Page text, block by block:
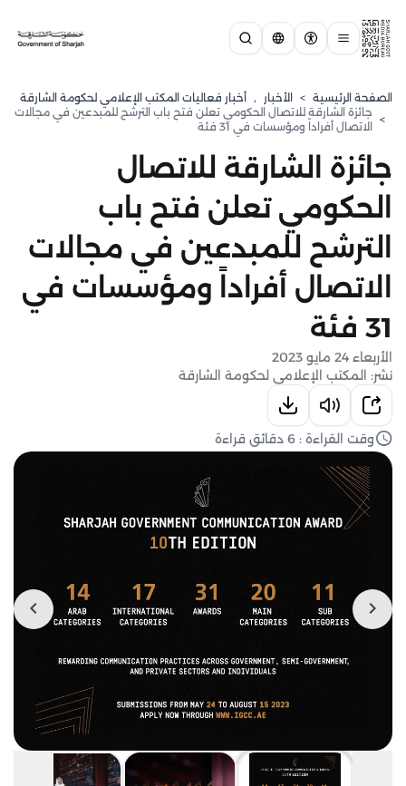
الصفحة الرئيسية > الأخبار , أخبار فعاليات المكتب الإعلامي لحكومة الشارقة
>
جائزة الشارقة للاتصال الحكومي تعلن فتح باب الترشح للمبدعين في مجالات
الاتصال أفراداً ومؤسسات في 31 فئة
جائزة الشارقة للاتصال
الحكومي تعلن فتح باب
الترشح للمبدعين في مجالات
الاتصال أفراداً ومؤسسات في
31 فئة
الأربعاء 24 مايو 2023
نشر: المكتب الإعلامي لحكومة الشارقة
وقت القراءة : 6 دقائق قراءة